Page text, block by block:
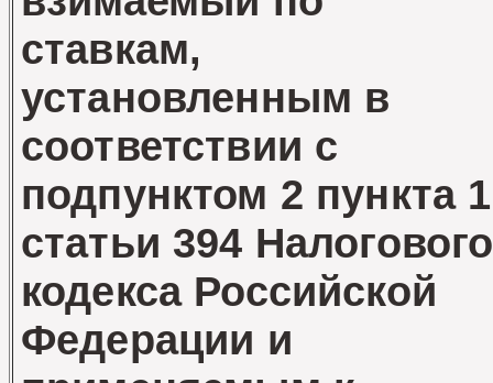
ставкам,
установленным в
соответствии с
подпунктом 2 пункта 1
статьи 394 Налогового
кодекса Российской
Федерации и